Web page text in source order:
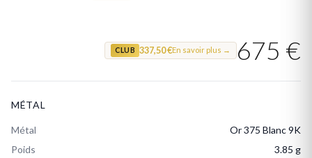
CLUB 337,50 €En savoir plus → 675 €
MÉTAL
Métal
Or 375 Blanc 9K
Poids
3.85 g